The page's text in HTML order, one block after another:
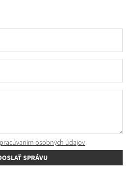
osobných údajov
SPRÁVU